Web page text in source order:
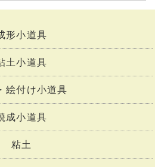
形小道具
土小道具
絵付け小道具
成小道具
粘土